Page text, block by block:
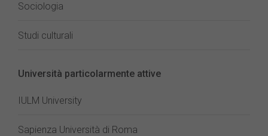
Sociologia
Studi culturali
Università particolarmente attive
IULM University
Sapienza Università di Roma